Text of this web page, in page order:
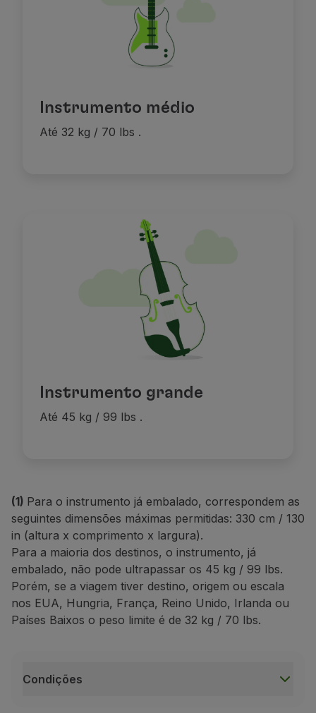
Instrumento médio
Até 32 kg / 70 lbs .
Instrumento grande
Até 45 kg / 99 lbs .
(1) Para o instrumento já embalado, correspondem as
seguintes dimensões máximas permitidas: 330 cm / 130
in (altura x comprimento x largura).
Para a maioria dos destinos, o instrumento, já
embalado, não pode ultrapassar os 45 kg / 99 lbs.
Porém, se a viagem tiver destino, origem ou escala
nos EUA, Hungria, França, Reino Unido, Irlanda ou
Países Baixos o peso limite é de 32 kg / 70 lbs.
Condições